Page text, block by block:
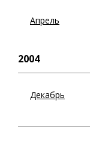
Апрель
2004
Декабрь